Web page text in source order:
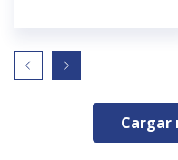
Cargar